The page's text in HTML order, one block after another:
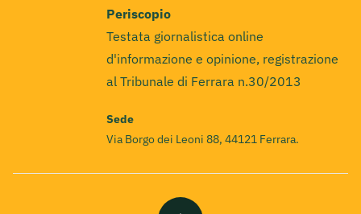
Periscopio
Testata giornalistica online
d'informazione e opinione, registrazione
al Tribunale di Ferrara n.30/2013
Sede
Via Borgo dei Leoni 88, 44121 Ferrara.